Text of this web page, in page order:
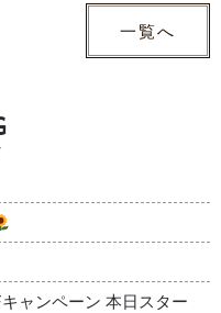
一覧へ
ャンペーン 本日スター